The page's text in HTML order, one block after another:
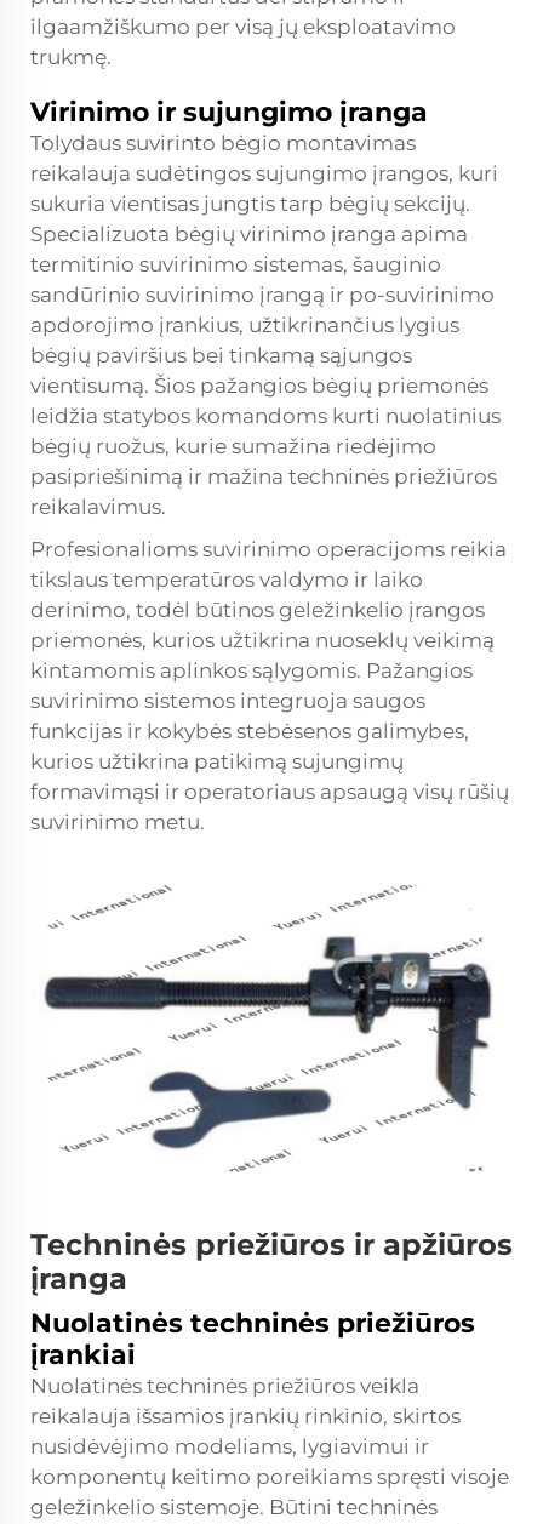
ilgaamžiškumo per visą jų eksploatavimo
trukmę.
Virinimo ir sujungimo įranga
Tolydaus suvirinto bėgio montavimas
reikalauja sudėtingos sujungimo įrangos, kuri
sukuria vientisas jungtis tarp bėgių sekcijų.
Specializuota bėgių virinimo įranga apima
termitinio suvirinimo sistemas, šauginio
sandūrinio suvirinimo įrangą ir po-suvirinimo
apdorojimo įrankius, užtikrinančius lygius
bėgių paviršius bei tinkamą sąjungos
vientisumą. Šios pažangios bėgių priemonės
leidžia statybos komandoms kurti nuolatinius
bėgių ruožus, kurie sumažina riedėjimo
pasipriešinimą ir mažina techninės priežiūros
reikalavimus.
Profesionalioms suvirinimo operacijoms reikia
tikslaus temperatūros valdymo ir laiko
derinimo, todėl būtinos geležinkelio įrangos
priemonės, kurios užtikrina nuoseklų veikimą
kintamomis aplinkos sąlygomis. Pažangios
suvirinimo sistemos integruoja saugos
funkcijas ir kokybės stebėsenos galimybes,
kurios užtikrina patikimą sujungimų
formavimąsi ir operatoriaus apsaugą visų rūšių
suvirinimo metu.
Techninės priežiūros ir apžiūros
įranga
Nuolatinės techninės priežiūros
įrankiai
Nuolatinės techninės priežiūros veikla
reikalauja išsamios įrankių rinkinio, skirtos
nusidėvėjimo modeliams, lygiavimui ir
komponentų keitimo poreikiams spręsti visoje
geležinkelio sistemoje. Būtini techninės